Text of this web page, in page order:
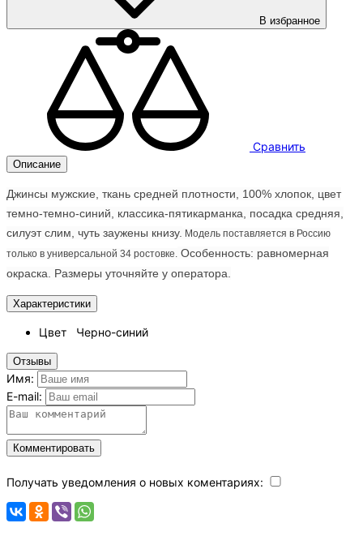
В избранное
Сравнить
Описание
Джинсы мужские, ткань средней плотности, 100% хлопок, цвет
темно-темно-синий, классика-пятикарманка, посадка средняя,
силуэт слим, чуть заужены книзу. Модель поставляется в Россию
только в универсальной 34 ростовке. Особенность: равномерная
окраска. Размеры уточняйте у оператора.
Характеристики
Цвет Черно-синий
Отзывы
Имя:
E-mail:
Комментировать
Получать уведомления о новых коментариях: